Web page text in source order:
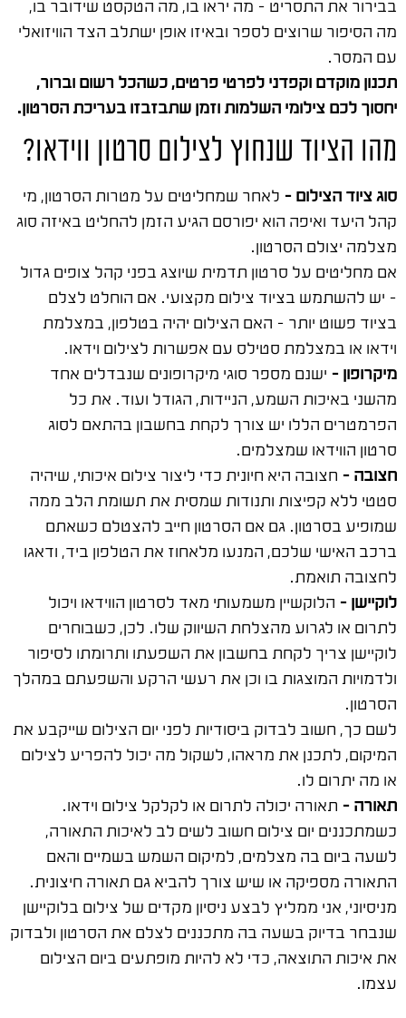
בבירור את התסריט – מה יראו בו, מה הטקסט שידובר בו,
מה הסיפור שרוצים לספר ובאיזו אופן ישתלב הצד הוויזואלי
עם המסר.
תכנון מוקדם וקפדני לפרטי פרטים, כשהכל רשום וברור,
יחסוך לכם צילומי השלמות וזמן שתבזבזו בעריכת הסרטון.
מהו הציוד שנחוץ לצילום סרטון ווידאו?
סוג ציוד הצילום – לאחר שמחליטים על מטרות הסרטון, מי
קהל היעד ואיפה הוא יפורסם הגיע הזמן להחליט באיזה סוג
מצלמה יצולם הסרטון.
אם מחליטים על סרטון תדמית שיוצג בפני קהל צופים גדול
– יש להשתמש בציוד צילום מקצועי. אם הוחלט לצלם
בציוד פשוט יותר – האם הצילום יהיה בטלפון, במצלמת
וידאו או במצלמת סטילס עם אפשרות לצילום וידאו.
מיקרופון – ישנם מספר סוגי מיקרופונים שנבדלים אחד
מהשני באיכות השמע, הניידות, הגודל ועוד. את כל
הפרמטרים הללו יש צורך לקחת בחשבון בהתאם לסוג
סרטון הווידאו שמצלמים.
חצובה – חצובה היא חיונית כדי ליצור צילום איכותי, שיהיה
סטטי ללא קפיצות ותנודות שמסית את תשומת הלב ממה
שמופיע בסרטון. גם אם הסרטון חייב להצטלם כשאתם
ברכב האישי שלכם, המנעו מלאחוז את הטלפון ביד, ודאגו
לחצובה תואמת.
לוקיישן – הלוקשיין משמעותי מאד לסרטון הווידאו ויכול
לתרום או לגרוע מהצלחת השיווק שלו. לכן, כשבוחרים
לוקיישן צריך לקחת בחשבון את השפעתו ותרומתו לסיפור
ולדמויות המוצגות בו וכן את רעשי הרקע והשפעתם במהלך
הסרטון.
לשם כך, חשוב לבדוק ביסודיות לפני יום הצילום שייקבע את
המיקום, לתכנן את מראהו, לשקול מה יכול להפריע לצילום
או מה יתרום לו.
תאורה – תאורה יכולה לתרום או לקלקל צילום וידאו.
כשמתכננים יום צילום חשוב לשים לב לאיכות התאורה,
לשעה ביום בה מצלמים, למיקום השמש בשמיים והאם
התאורה מספיקה או שיש צורך להביא גם תאורה חיצונית.
מניסיוני, אני ממליץ לבצע ניסיון מקדים של צילום בלוקיישן
שנבחר בדיוק בשעה בה מתכננים לצלם את הסרטון ולבדוק
את איכות התוצאה, כדי לא להיות מופתעים ביום הצילום
עצמו.